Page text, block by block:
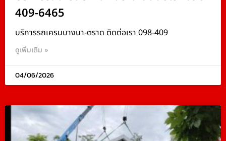
409-6465
บริการรถเครนบางนา-ตราด ติดต่อเรา 098-409
ดูเพิ่มเติม »
04/06/2026